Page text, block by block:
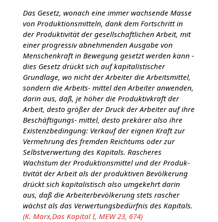
Das Gesetz, wonach eine immer wachsende Masse
von Produktionsmitteln, dank dem Fortschritt in
der Produktivität der gesellschaftlichen Arbeit, mit
einer progressiv abnehmenden Ausgabe von
Menschenkraft in Bewegung gesetzt werden kann -
dies Gesetz drückt sich auf kapitalistischer
Grundlage, wo nicht der Arbeiter die Arbeitsmittel,
sondern die Arbeits- mittel den Arbeiter anwenden,
darin aus, daß, je höher die Produktivkraft der
Arbeit, desto größer der Druck der Arbeiter auf ihre
Beschäftigungs- mittel, desto prekärer also ihre
Existenzbedingung: Verkauf der eignen Kraft zur
Vermehrung des fremden Reichtums oder zur
Selbstverwertung des Kapitals. Rascheres
Wachstum der Produktionsmittel und der Produk-
tivität der Arbeit als der produktiven Bevölkerung
drückt sich kapitalistisch also umgekehrt darin
aus, daß die Arbeiterbevölkerung stets rascher
wächst als das Verwertungsbedürfnis des Kapitals.
(K. Marx,Das Kapital I, MEW 23, 674)